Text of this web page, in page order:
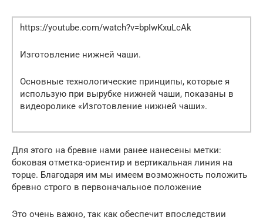
https://youtube.com/watch?v=bpIwKxuLcAk
Изготовление нижней чаши.
Основные технологические принципы, которые я
использую при вырубке нижней чаши, показаны в
видеоролике «Изготовление нижней чаши».
Для этого на бревне нами ранее нанесены метки:
боковая отметка-ориентир и вертикальная линия на
торце. Благодаря им мы имеем возможность положить
бревно строго в первоначальное положение
Это очень важно, так как обеспечит впоследствии